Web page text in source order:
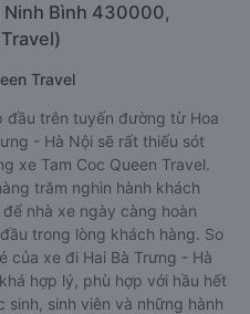
Ninh Bình 430000,
Travel
đầu trên tuyến đường từ Hoa
- Hà Nội sẽ rất thiếu sót
xe Tam Coc Queen Travel.
trăm nghìn hành khách
nhà xe ngày càng hoàn
trong lòng khách hàng. So
của xe đi Hai Bà Trưng - Hà
hợp lý, phù hợp với hầu hết
sinh viên và những hành